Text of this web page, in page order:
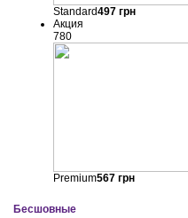
Standard497грн
Акция
780
Premium567грн
Бесшовные